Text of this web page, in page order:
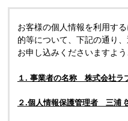
お客様の個人情報を利用す
的等について、下記の通り
お申し込みくださいますよ
１. 事業者の名称 株式会社
２.個人情報保護管理者 三浦